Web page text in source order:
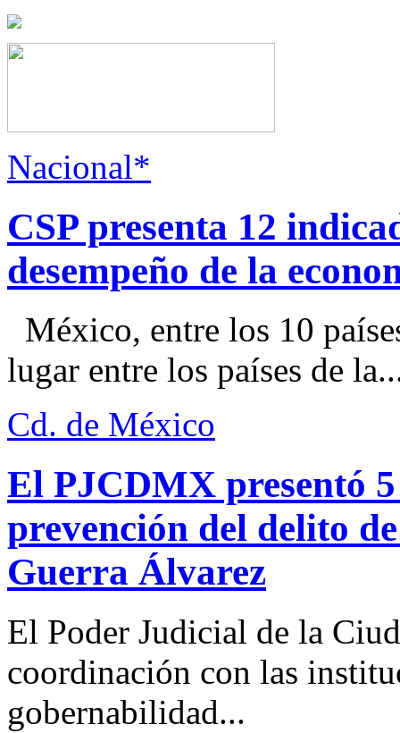
Nacional*
CSP presenta 12
desempeño de la
México, entre los 10
lugar entre los países de
Cd. de México
El PJCDMX presentó
prevención del delito
Guerra Álvarez
El Poder Judicial de la
coordinación con las
gobernabilidad...